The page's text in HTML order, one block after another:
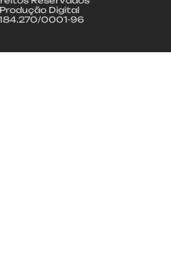
Digital
0001-96